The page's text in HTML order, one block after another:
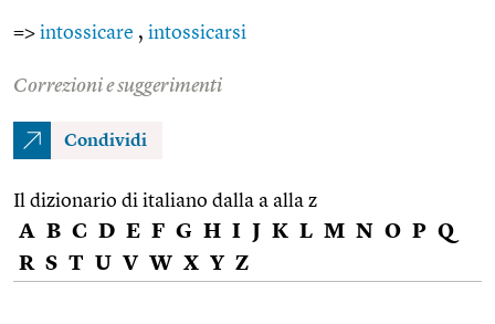
=> intossicare , intossicarsi
Correzioni e suggerimenti
Condividi
Il dizionario di italiano dalla a alla z
A B C D E F G H I J K L M N O P Q
R S T U V W X Y Z